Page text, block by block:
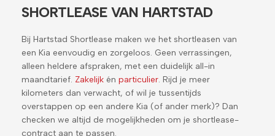
SHORTLEASE VAN HARTSTAD
Bij Hartstad Shortlease maken we het shortleasen van
een Kia eenvoudig en zorgeloos. Geen verrassingen,
alleen heldere afspraken, met een duidelijk all-in
maandtarief. Zakelijk én particulier. Rijd je meer
kilometers dan verwacht, of wil je tussentijds
overstappen op een andere Kia (of ander merk)? Dan
checken we altijd de mogelijkheden om je shortlease-
contract aan te passen.